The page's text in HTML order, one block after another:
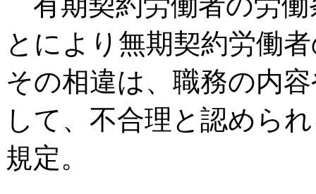
とにより無期契約労働
その相違は、職務の内
して、不合理と認めら
規定。